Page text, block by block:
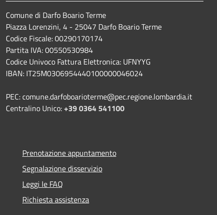
Comune di Darfo Boario Terme
Piazza Lorenzini, 4 - 25047 Darfo Boario Terme
Codice Fiscale: 00290170174
Partita IVA: 00550530984
Codice Univoco Fattura Elettronica: UFNYYG
IBAN: IT25M0306954440100000046024
PEC: comune.darfoboarioterme@pec.regione.lombardia.it
Centralino Unico:+39 0364 541100
Prenotazione appuntamento
Segnalazione disservizio
Leggi le FAQ
Richiesta assistenza